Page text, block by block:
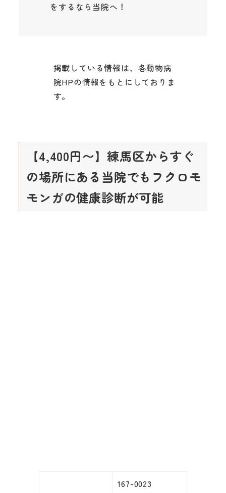
をするなら当院へ！
掲載している情報は、各動物病
院HPの情報をもとにしておりま
す。
【4,400円〜】練馬区からすぐ
の場所にある当院でもフクロモ
モンガの健康診断が可能
167-0023